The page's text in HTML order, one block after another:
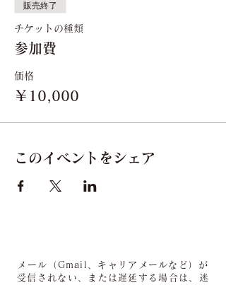
販売終了
チケットの種類
参加費
価格
￥10,000
このイベントをシェア
メール（Gmail、キャリアメールなど）が
受信されない、または遅延する場合は、迷